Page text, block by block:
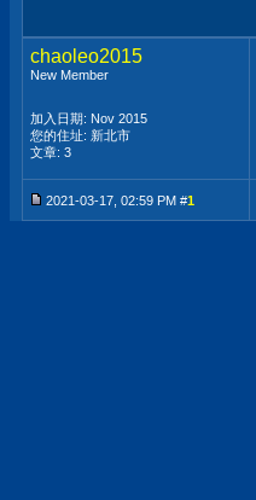
chaoleo2015
New Member
加入日期: Nov 2015
您的住址: 新北市
文章: 3
2021-03-17, 02:59 PM #1